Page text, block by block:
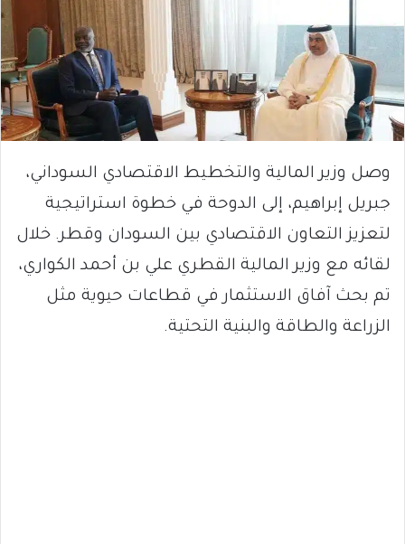
وصل وزير المالية والتخطيط الاقتصادي السوداني،
جبريل إبراهيم، إلى الدوحة في خطوة استراتيجية
لتعزيز التعاون الاقتصادي بين السودان وقطر. خلال
لقائه مع وزير المالية القطري علي بن أحمد الكواري،
تم بحث آفاق الاستثمار في قطاعات حيوية مثل
الزراعة والطاقة والبنية التحتية.